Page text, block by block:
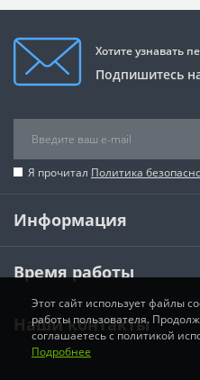
Хотите узнавать
Подпишитесь
Я прочитал Политика
Информация
Время работы
Наши контакты
Этот сайт использует файлы
работы пользователя.
соглашаетесь с политикой
Подробнее